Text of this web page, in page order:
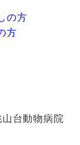
の方
方
台動物病院